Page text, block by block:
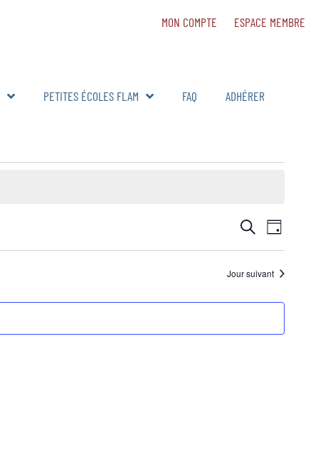
MON COMPTE ESPACE MEMBRE
PETITES ÉCOLES FLAM FAQ ADHÉRER
ET
DE
VUES
Recherche
de
vues
Jour
Jour suivant